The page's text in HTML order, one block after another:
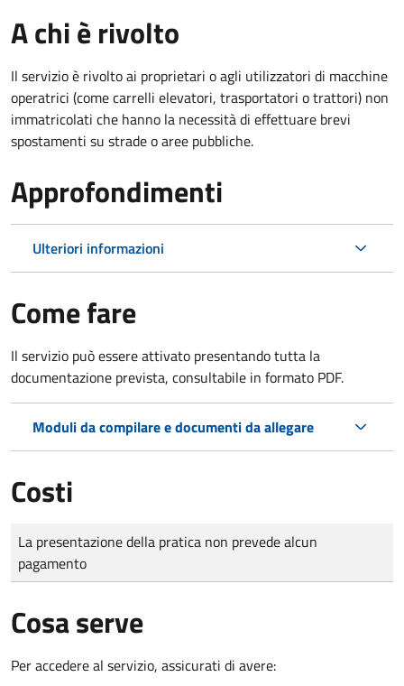
A chi è rivolto
Il servizio è rivolto ai proprietari o agli utilizzatori di macchine
operatrici (come carrelli elevatori, trasportatori o trattori) non
immatricolati che hanno la necessità di effettuare brevi
spostamenti su strade o aree pubbliche.
Approfondimenti
Ulteriori informazioni
Come fare
Il servizio può essere attivato presentando tutta la
documentazione prevista, consultabile in formato PDF.
Moduli da compilare e documenti da allegare
Costi
Tipo di pagamento
Importo
La presentazione della pratica non prevede alcun
pagamento
Cosa serve
Per accedere al servizio, assicurati di avere: